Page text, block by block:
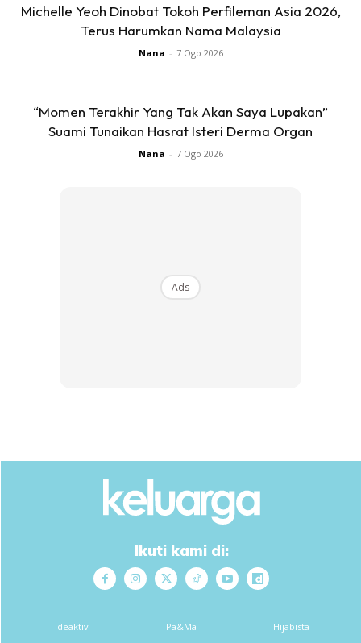
🖋️Utk dapatkan laksam yg elok, gulung ketika suam..
Michelle Yeoh Dinobat Tokoh Perfileman Asia 2026,
Terus Harumkan Nama Malaysia
Nana - 7 Ogo 2026
“Momen Terakhir Yang Tak Akan Saya Lupakan”
Suami Tunaikan Hasrat Isteri Derma Organ
Nana - 7 Ogo 2026
Ads
Ikuti kami di:
Ideaktiv Pa&Ma Hijabista